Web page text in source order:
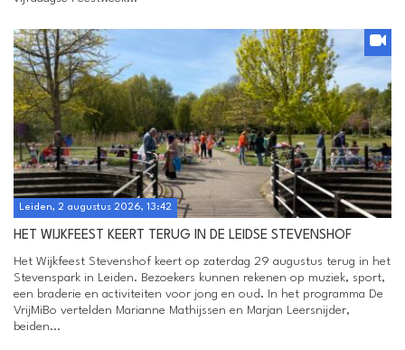
Leiden, 2 augustus 2026, 13:42
HET WIJKFEEST KEERT TERUG IN DE LEIDSE STEVENSHOF
Het Wijkfeest Stevenshof keert op zaterdag 29 augustus terug in het
Stevenspark in Leiden. Bezoekers kunnen rekenen op muziek, sport,
een braderie en activiteiten voor jong en oud. In het programma De
VrijMiBo vertelden Marianne Mathijssen en Marjan Leersnijder,
beiden...